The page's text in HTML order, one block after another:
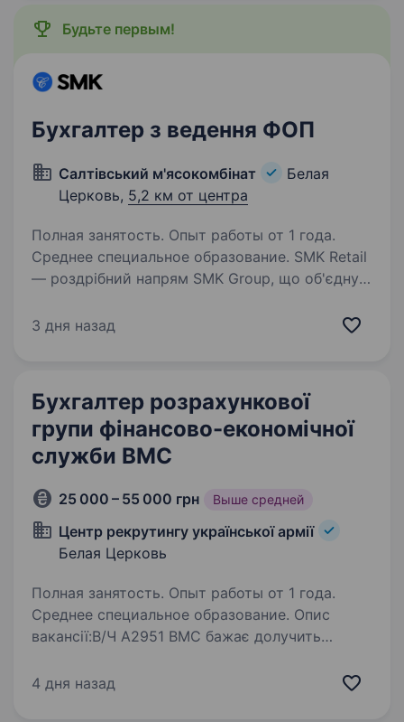
банки…Будьте первым!
Бухгалтер з ведення ФОП
Салтівський м'ясокомбінат
Белая
Церковь, 5,2 км от центра
Полная занятость. Опыт работы от 1 года.
Среднее специальное образование. SMK Retail
— роздрібний напрям SMK Group, що об'єднує
супермаркети «Рулька» та мінімаркети
3 дня назад
Бухгалтер розрахункової
групи фінансово-економічної
служби ВМС
25 000 – 55 000 грн Выше средней
Центр рекрутингу української армії
Белая Церковь
Полная занятость. Опыт работы от 1 года.
Среднее специальное образование. Опис
вакансії:В/Ч А2951 ВМС бажає долучить
на посаду «Бухгалтер розрахункової групи
4 дня назад